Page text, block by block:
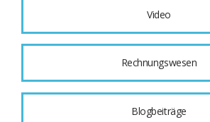
Video
Rechnungswesen
Blogbeiträge